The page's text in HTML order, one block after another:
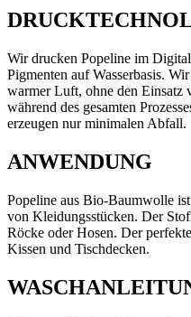
Wir drucken Popeline im
Pigmenten auf Wasserbasis.
warmer Luft, ohne den Einsatz
während des gesamten
erzeugen nur minimalen Abfall.
ANWENDUNG
Popeline aus Bio-Baumwolle
von Kleidungsstücken. Der
Röcke oder Hosen. Der
Kissen und Tischdecken.